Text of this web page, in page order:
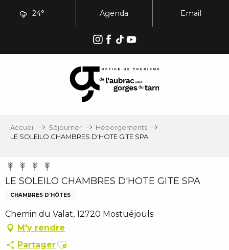
24° Agenda Email
Accueil Séjourner
Hébergements
LE SOLEILO CHAMBRES D'HOTE GITE SPA
LE SOLEILO CHAMBRES D'HOTE GITE SPA
CHAMBRES D'HÔTES
Chemin du Valat, 12720 Mostuéjouls
M'y rendre
PartagerAjouter aux favoris